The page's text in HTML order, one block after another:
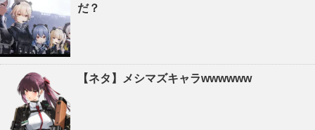
だ？
【ネタ】メシマズキャラwwwwww